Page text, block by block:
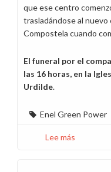
que ese centro
trasladándose al
Compostela cuando
El funeral por el
las 16 horas, en la
Urdilde.
Enel Green Power
Lee más